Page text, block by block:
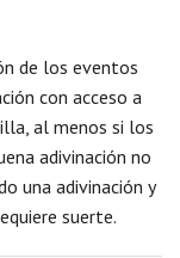
de los eventos
con acceso a
al menos si los
adivinación no
una adivinación y
suerte.